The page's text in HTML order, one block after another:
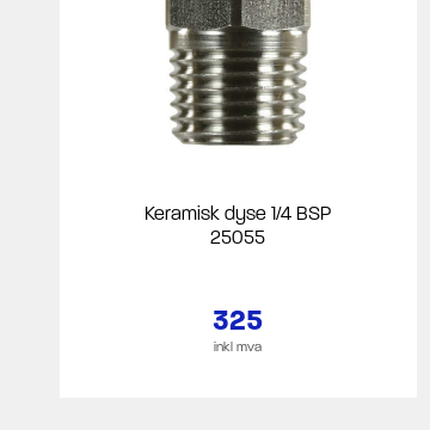
Keramisk dyse 1/4 BSP
25055
325
inkl mva